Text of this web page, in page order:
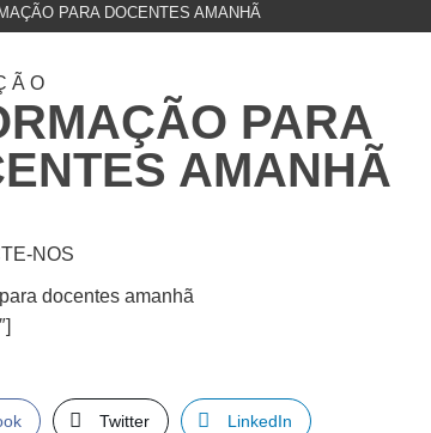
PARA DOCENTES AMANHÃ
PARA
AMANHÃ
NOS
docentes amanhã
Twitter LinkedIn